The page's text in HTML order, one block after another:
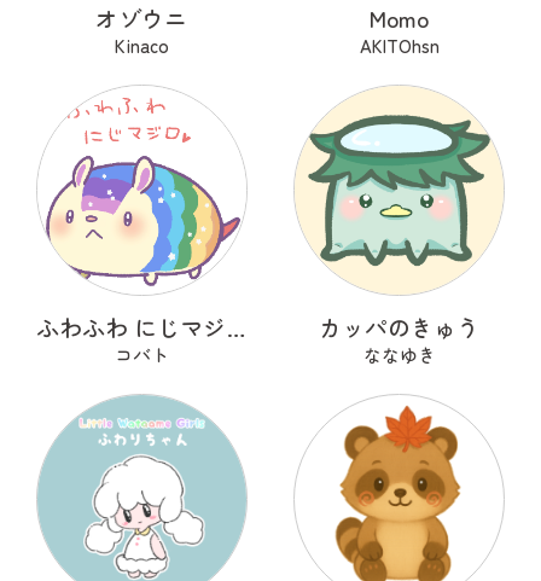
オゾウニ
Kinaco
Momo
AKITOhsn
ふわふわ にじマジロ
コバト
カッパのきゅう
ななゆき